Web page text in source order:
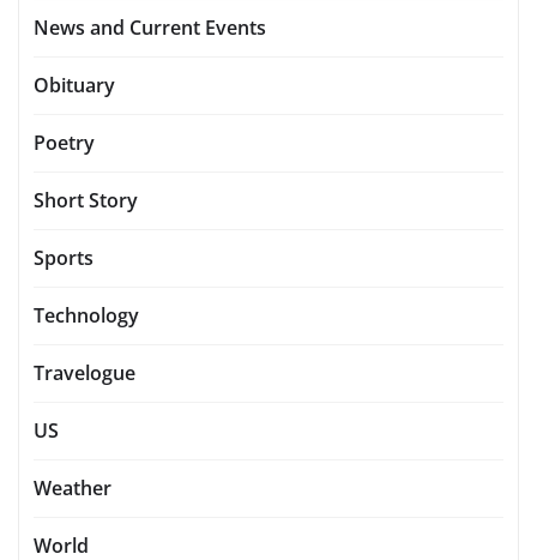
News and Current Events
Obituary
Poetry
Short Story
Sports
Technology
Travelogue
US
Weather
World